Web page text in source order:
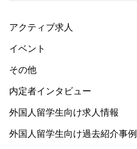
アクティブ求人
イベント
その他
内定者インタビュー
外国人留学生向け求人情報
外国人留学生向け過去紹介事例